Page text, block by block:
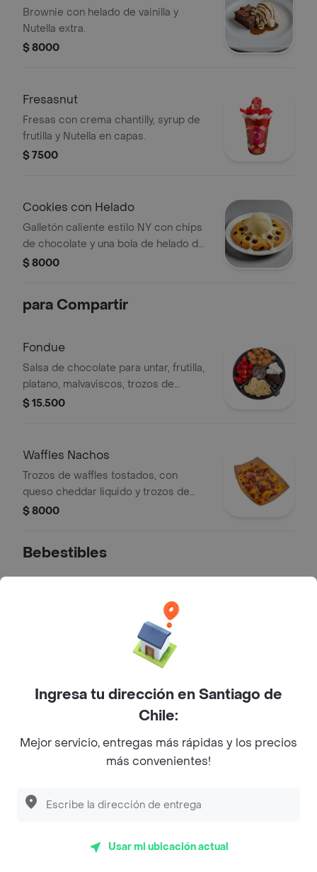
Brownie con helado de vainilla y
Nutella extra.
$ 8000
Fresasnut
Fresas con crema chantilly, syrup de
frutilla y Nutella en capas.
$ 7500
Cookies con Helado
Galletón caliente estilo NY con chips
de chocolate y una bola de helado de
vainilla.
$ 8000
para Compartir
Fondue
Salsa de chocolate para untar, frutilla,
platano, malvaviscos, trozos de
brownie , acompañados de nuetros
$ 15.500
Waffles Nachos
Trozos de waffles tostados, con
queso cheddar liquido y trozos de
tocino.
$ 8000
Bebestibles
Coca-cola 350Ml
Coca-cola en lata 500ml con o sin
azucar.
Sprite 350 ml
Ingresa tu dirección en Santiago de
Chile:
Mejor servicio, entregas más rápidas y los precios
más convenientes!
Usar mi ubicación actual